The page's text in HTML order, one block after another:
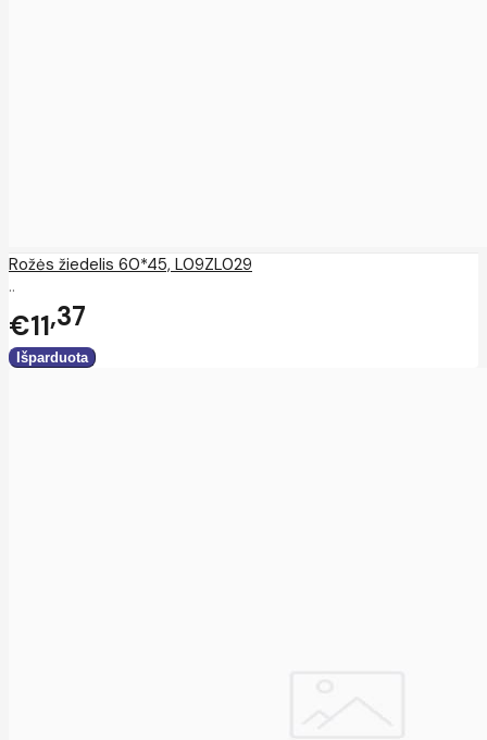
Rožės žiedelis 60*45, L09ZL029
..
€11 37